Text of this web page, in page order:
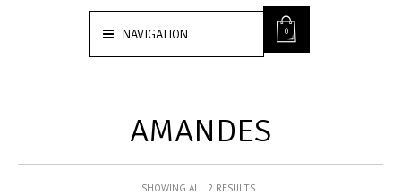
0
NAVIGATION
AMANDES
SHOWING ALL 2 RESULTS